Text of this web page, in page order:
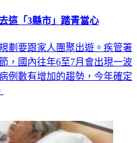
這「3縣市」踏青當心
劃要跟家人團聚出遊。疾管署
，國內往年6至7月會出現一波
例數有增加的趨勢，今年確定